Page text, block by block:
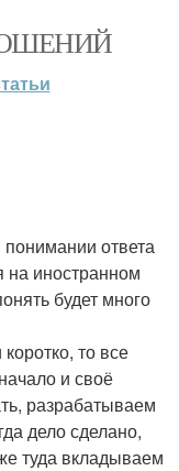
ответа
на иностранном
будет много
то все
и своё
разрабатываем
дело сделано,
туда вкладываем